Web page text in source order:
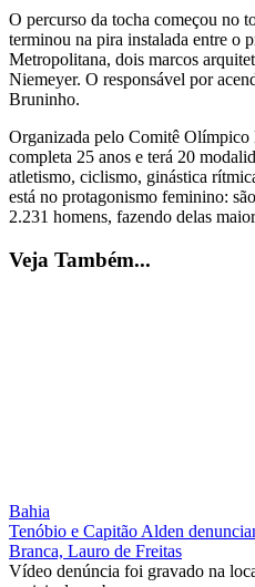
O percurso da tocha começou no
terminou na pira instalada entre o
Metropolitana, dois marcos
Niemeyer. O responsável por
Bruninho.
Organizada pelo Comitê
completa 25 anos e terá 20
atletismo, ciclismo, ginástica
está no protagonismo feminino:
2.231 homens, fazendo delas
Veja Também...
Bahia
Tenóbio e Capitão Alden
Branca, Lauro de Freitas
Vídeo denúncia foi gravado na